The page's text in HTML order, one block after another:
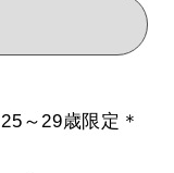
～29歳限定＊